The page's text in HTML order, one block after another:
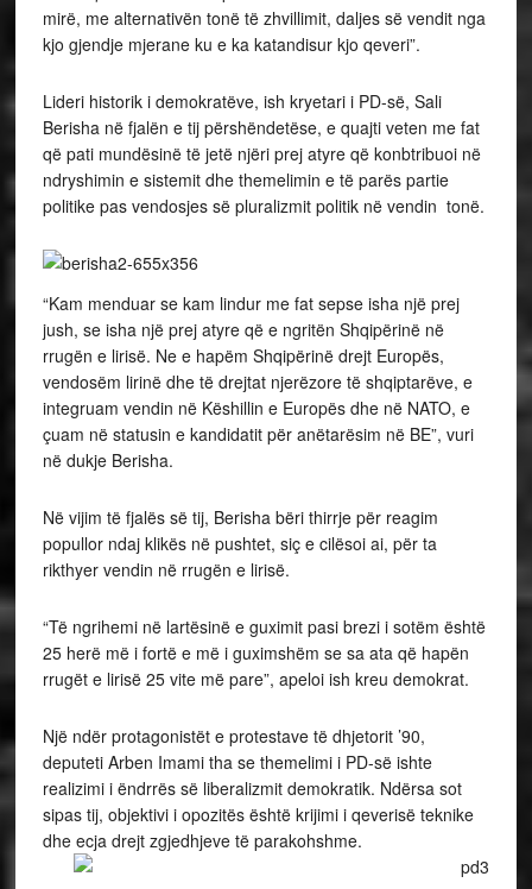
mirë, me alternativën tonë të zhvillimit, daljes së vendit nga
kjo gjendje mjerane ku e ka katandisur kjo qeveri”.
Lideri historik i demokratëve, ish kryetari i PD-së, Sali
Berisha në fjalën e tij përshëndetëse, e quajti veten me fat
që pati mundësinë të jetë njëri prej atyre që konbtribuoi në
ndryshimin e sistemit dhe themelimin e të parës partie
politike pas vendosjes së pluralizmit politik në vendin tonë.
“Kam menduar se kam lindur me fat sepse isha një prej
jush, se isha një prej atyre që e ngritën Shqipërinë në
rrugën e lirisë. Ne e hapëm Shqipërinë drejt Europës,
vendosëm lirinë dhe të drejtat njerëzore të shqiptarëve, e
integruam vendin në Këshillin e Europës dhe në NATO, e
çuam në statusin e kandidatit për anëtarësim në BE”, vuri
në dukje Berisha.
Në vijim të fjalës së tij, Berisha bëri thirrje për reagim
popullor ndaj klikës në pushtet, siç e cilësoi ai, për ta
rikthyer vendin në rrugën e lirisë.
“Të ngrihemi në lartësinë e guximit pasi brezi i sotëm është
25 herë më i fortë e më i guximshëm se sa ata që hapën
rrugët e lirisë 25 vite më pare”, apeloi ish kreu demokrat.
Një ndër protagonistët e protestave të dhjetorit ’90,
deputeti Arben Imami tha se themelimi i PD-së ishte
realizimi i ëndrrës së liberalizmit demokratik. Ndërsa sot
sipas tij, objektivi i opozitës është krijimi i qeverisë teknike
dhe ecja drejt zgjedhjeve të parakohshme.